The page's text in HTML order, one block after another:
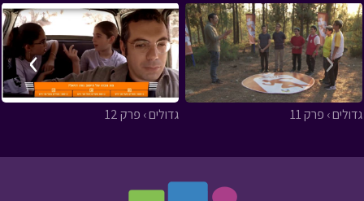
גדולים › פרק 11 גדולים › פרק 12
‹
›